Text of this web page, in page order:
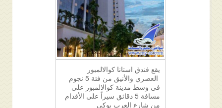
يقع فندق استانا كوالالمبور
العصري والأنيق من فئة 5 نجوم
في وسط مدينة كوالالمبور على
مسافة 5 دقائق سيراً على الأقدام
من شارع العرب بوكي